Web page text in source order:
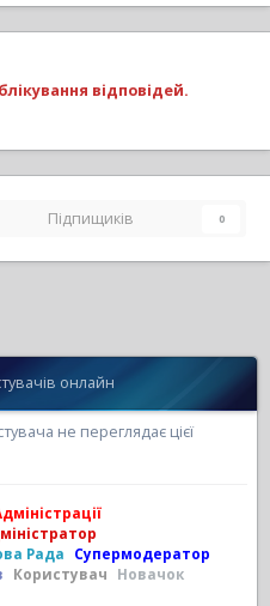
відповідей.
Підпищиків 0
онлайн
не переглядає цієї
Рада
Супермодератор
Користувач
Новачок